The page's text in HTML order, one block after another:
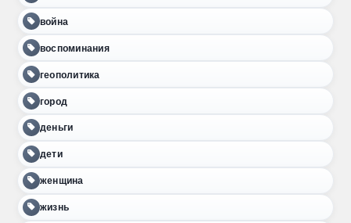
война
воспоминания
геополитика
город
деньги
дети
женщина
жизнь